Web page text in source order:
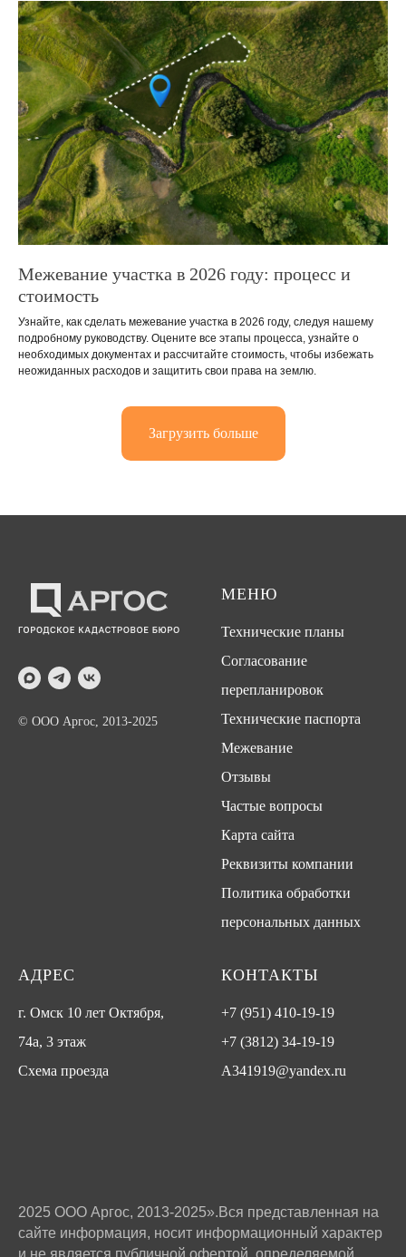
Межевание участка в 2026 году: процесс и
стоимость
Узнайте, как сделать межевание участка в 2026 году, следуя нашему
подробному руководству. Оцените все этапы процесса, узнайте о
необходимых документах и рассчитайте стоимость, чтобы избежать
неожиданных расходов и защитить свои права на землю.
Загрузить больше
© ООО Аргос, 2013-2025
МЕНЮ
Технические планы
Согласование
перепланировок
Технические паспорта
Межевание
Отзывы
Частые вопросы
Карта сайта
Реквизиты компании
Политика обработки
персональных данных
АДРЕС
г. Омск 10 лет Октября,
74а, 3 этаж
Схема проезда
КОНТАКТЫ
+7 (951) 410-19-19
+7 (3812) 34-19-19
A341919@yandex.ru
2025 ООО Аргос, 2013-2025».Вся представленная на
сайте информация, носит информационный характер
и не является публичной офертой, определяемой